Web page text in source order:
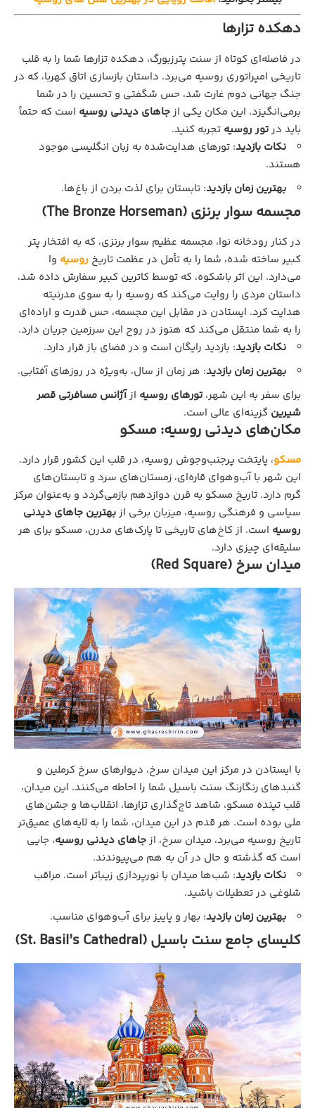
دهکده تزارها
در فاصله‌ای کوتاه از سنت پترزبورگ، دهکده تزارها شما را به قلب
تاریخی امپراتوری روسیه می‌برد. داستان بازسازی اتاق کهربا، که در
جنگ جهانی دوم غارت شد، حس شگفتی و تحسین را در شما
برمی‌انگیزد. این مکان یکی از جاهای دیدنی روسیه است که حتماً
باید در تور روسیه تجربه کنید.
نکات بازدید: تورهای هدایت‌شده به زبان انگلیسی موجود
هستند.
بهترین زمان بازدید: تابستان برای لذت بردن از باغ‌ها.
مجسمه سوار برنزی (The Bronze Horseman)
در کنار رودخانه نوا، مجسمه عظیم سوار برنزی، که به افتخار پتر
کبیر ساخته شده، شما را به تأمل در عظمت تاریخ روسیه وا
می‌دارد. این اثر باشکوه، که توسط کاترین کبیر سفارش داده شد،
داستان مردی را روایت می‌کند که روسیه را به سوی مدرنیته
هدایت کرد. ایستادن در مقابل این مجسمه، حس قدرت و اراده‌ای
را به شما منتقل می‌کند که هنوز در روح این سرزمین جریان دارد.
نکات بازدید: بازدید رایگان است و در فضای باز قرار دارد.
بهترین زمان بازدید: هر زمان از سال، به‌ویژه در روزهای آفتابی.
برای سفر به این شهر، تورهای روسیه ازآژانس مسافرتی قصر
شیرین گزینه‌ای عالی است.
مکان‌های دیدنی روسیه: مسکو
مسکو، پایتخت پرجنب‌وجوش روسیه، در قلب این کشور قرار دارد.
این شهر با آب‌وهوای قاره‌ای، زمستان‌های سرد و تابستان‌های
گرم دارد. تاریخ مسکو به قرن دوازدهم بازمی‌گردد و به‌عنوان مرکز
سیاسی و فرهنگی روسیه، میزبان برخی ازبهترین جاهای دیدنی
روسیه است. از کاخ‌های تاریخی تا پارک‌های مدرن، مسکو برای هر
سلیقه‌ای چیزی دارد.
میدان سرخ (Red Square)
با ایستادن در مرکز این میدان سرخ، دیوارهای سرخ کرملین و
گنبدهای رنگارنگ سنت باسیل شما را احاطه می‌کنند. این میدان،
قلب تپنده مسکو، شاهد تاج‌گذاری تزارها، انقلاب‌ها و جشن‌های
ملی بوده است. هر قدم در این میدان، شما را به لایه‌های عمیق‌تر
تاریخ روسیه می‌برد، میدان سرخ، ازجاهای دیدنی روسیه، جایی
است که گذشته و حال در آن به هم می‌پیوندند.
نکات بازدید: شب‌ها میدان با نورپردازی زیباتر است. مراقب
شلوغی در تعطیلات باشید.
بهترین زمان بازدید: بهار و پاییز برای آب‌وهوای مناسب.
کلیسای جامع سنت باسیل (St. Basil’s Cathedral)